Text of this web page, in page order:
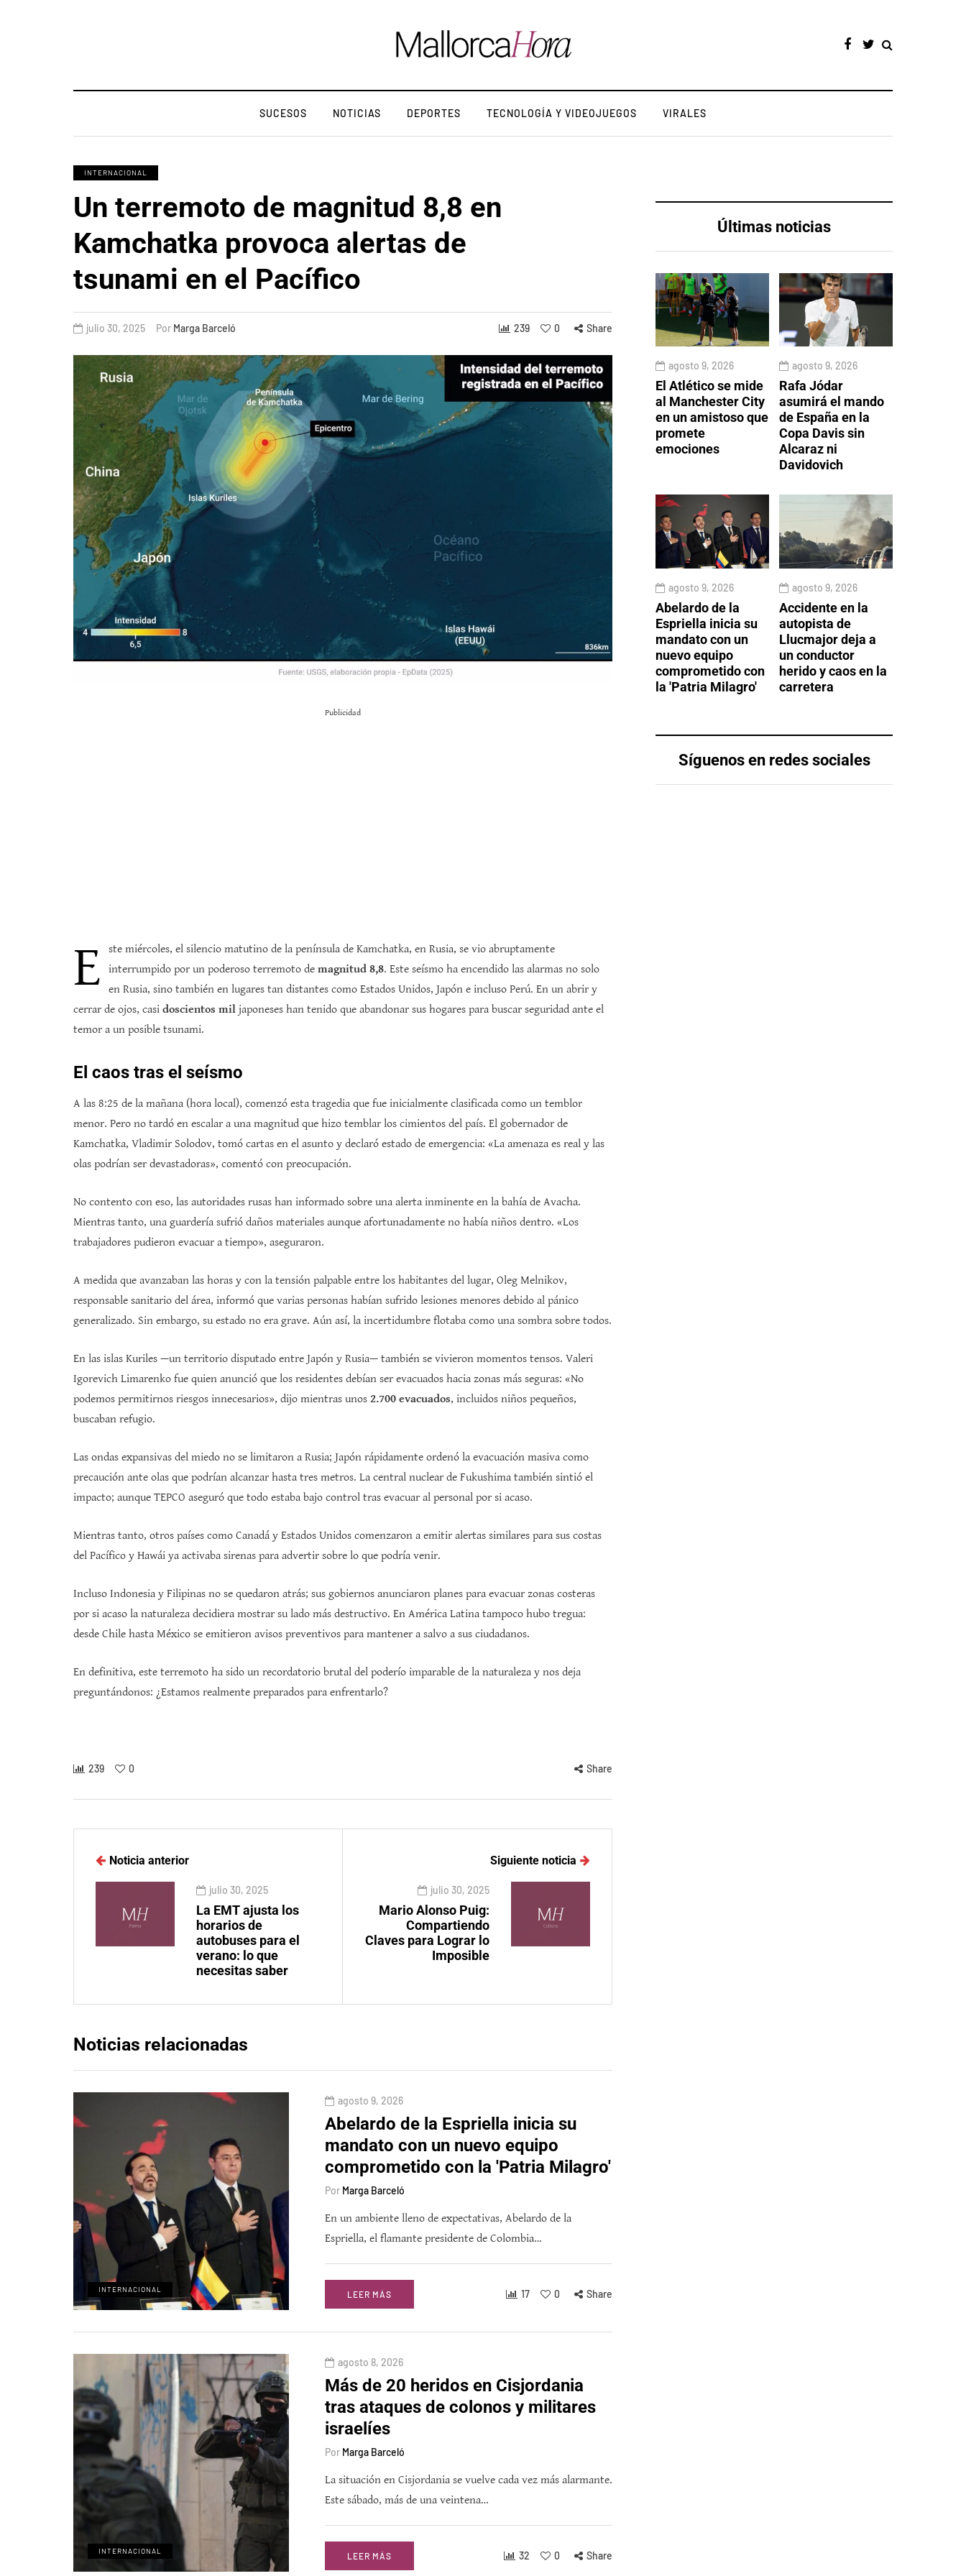
SUCESOS NOTICIAS DEPORTES TECNOLOGÍA Y VIDEOJUEGOS VIRALES
INTERNACIONAL
Un terremoto de magnitud 8,8 en
Kamchatka provoca alertas de
tsunami en el Pacífico
julio 30, 2025 Por Marga Barceló 239 0 Share
Publicidad
E
ste miércoles, el silencio matutino de la península de Kamchatka, en Rusia, se vio abruptamente
interrumpido por un poderoso terremoto de magnitud 8,8. Este seísmo ha encendido las alarmas no solo
en Rusia, sino también en lugares tan distantes como Estados Unidos, Japón e incluso Perú. En un abrir y
cerrar de ojos, casi doscientos mil japoneses han tenido que abandonar sus hogares para buscar seguridad ante el
temor a un posible tsunami.
El caos tras el seísmo
A las 8:25 de la mañana (hora local), comenzó esta tragedia que fue inicialmente clasificada como un temblor
menor. Pero no tardó en escalar a una magnitud que hizo temblar los cimientos del país. El gobernador de
Kamchatka, Vladimir Solodov, tomó cartas en el asunto y declaró estado de emergencia: «La amenaza es real y las
olas podrían ser devastadoras», comentó con preocupación.
No contento con eso, las autoridades rusas han informado sobre una alerta inminente en la bahía de Avacha.
Mientras tanto, una guardería sufrió daños materiales aunque afortunadamente no había niños dentro. «Los
trabajadores pudieron evacuar a tiempo», aseguraron.
A medida que avanzaban las horas y con la tensión palpable entre los habitantes del lugar, Oleg Melnikov,
responsable sanitario del área, informó que varias personas habían sufrido lesiones menores debido al pánico
generalizado. Sin embargo, su estado no era grave. Aún así, la incertidumbre flotaba como una sombra sobre todos.
En las islas Kuriles —un territorio disputado entre Japón y Rusia— también se vivieron momentos tensos. Valeri
Igorevich Limarenko fue quien anunció que los residentes debían ser evacuados hacia zonas más seguras: «No
podemos permitirnos riesgos innecesarios», dijo mientras unos 2.700 evacuados, incluidos niños pequeños,
buscaban refugio.
Las ondas expansivas del miedo no se limitaron a Rusia; Japón rápidamente ordenó la evacuación masiva como
precaución ante olas que podrían alcanzar hasta tres metros. La central nuclear de Fukushima también sintió el
impacto; aunque TEPCO aseguró que todo estaba bajo control tras evacuar al personal por si acaso.
Mientras tanto, otros países como Canadá y Estados Unidos comenzaron a emitir alertas similares para sus costas
del Pacífico y Hawái ya activaba sirenas para advertir sobre lo que podría venir.
Incluso Indonesia y Filipinas no se quedaron atrás; sus gobiernos anunciaron planes para evacuar zonas costeras
por si acaso la naturaleza decidiera mostrar su lado más destructivo. En América Latina tampoco hubo tregua:
desde Chile hasta México se emitieron avisos preventivos para mantener a salvo a sus ciudadanos.
En definitiva, este terremoto ha sido un recordatorio brutal del poderío imparable de la naturaleza y nos deja
preguntándonos: ¿Estamos realmente preparados para enfrentarlo?
239 0 Share
Últimas noticias
agosto 9, 2026
El Atlético se mide
al Manchester City
en un amistoso que
promete
emociones
agosto 9, 2026
Rafa Jódar
asumirá el mando
de España en la
Copa Davis sin
Alcaraz ni
Davidovich
agosto 9, 2026
Abelardo de la
Espriella inicia su
mandato con un
nuevo equipo
comprometido con
la 'Patria Milagro'
agosto 9, 2026
Accidente en la
autopista de
Llucmajor deja a
un conductor
herido y caos en la
carretera
Síguenos en redes sociales
Noticia anterior
julio 30, 2025
La EMT ajusta los
horarios de
autobuses para el
verano: lo que
necesitas saber
Siguiente noticia
julio 30, 2025
Mario Alonso Puig:
Compartiendo
Claves para Lograr lo
Imposible
Noticias relacionadas
INTERNACIONAL
agosto 9, 2026
Abelardo de la Espriella inicia su
mandato con un nuevo equipo
comprometido con la 'Patria Milagro'
Por Marga Barceló
En un ambiente lleno de expectativas, Abelardo de la
Espriella, el flamante presidente de Colombia…
LEER MÁS 17 0 Share
INTERNACIONAL
agosto 8, 2026
Más de 20 heridos en Cisjordania
tras ataques de colonos y militares
israelíes
Por Marga Barceló
La situación en Cisjordania se vuelve cada vez más alarmante.
Este sábado, más de una veintena…
LEER MÁS 32 0 Share